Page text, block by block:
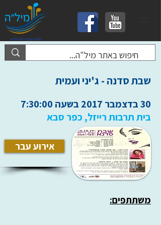
שבת סדנה - ג'יני ועמית
30 בדצמבר 2017 בשעה 7:30:00
בית תרבות רייזל, כפר סבא
אירוע עבר
משתתפים: